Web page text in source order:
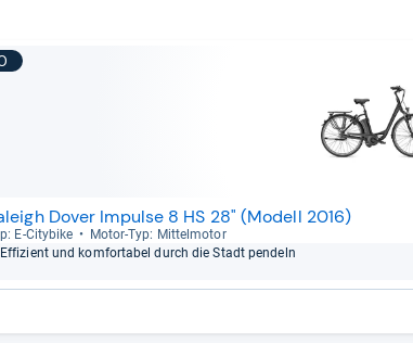
Dover Impulse 8 HS 28" (Modell 2016)
E-​City­bike
Motor-​Typ: Mit­tel­mo­tor
Effi­zi­ent und kom­for­ta­bel durch die Stadt pen­deln